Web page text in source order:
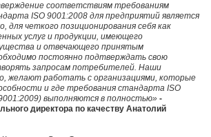
соответствиям требованиям
ISO 9001:2008 для предприятий является
для четкого позиционирования себя как
услуг и продукции, имеющего
и отвечающего принятым
постоянно подтверждать свою
запросам потребителей. Наши
желают работать с организациями, которые
и где требования стандарта ISO
выполняются в полностью» -
директора по качеству Анатолий